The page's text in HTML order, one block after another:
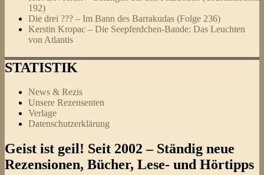
192)
Die drei ??? – Im Bann des Barrakudas (Folge 236)
Kerstin Kropac – Die Seepferdchen-Bande: Das Leuchten
von Atlantis
STATISTIK
News & Rezis
Unsere Rezensenten
Verlage
Datenschutzerklärung
Geist ist geil! Seit 2002 – Ständig neue
Rezensionen, Bücher, Lese- und Hörtipps